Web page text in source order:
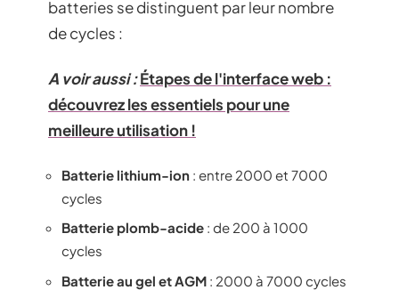
batteries se distinguent par leur nombre
de cycles :
A voir aussi :Étapes de l'interface web :
découvrez les essentiels pour une
meilleure utilisation !
Batterie lithium-ion : entre 2000 et 7000
cycles
Batterie plomb-acide : de 200 à 1000
cycles
Batterie au gel et AGM : 2000 à 7000 cycles